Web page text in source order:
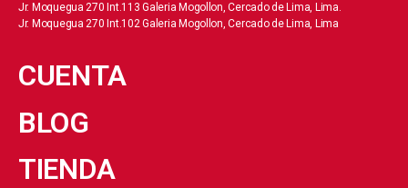
Jr. Moquegua 270 Int.113 Galeria Mogollon, Cercado de Lima, Lima.
Jr. Moquegua 270 Int.102 Galeria Mogollon, Cercado de Lima, Lima
CUENTA
BLOG
TIENDA